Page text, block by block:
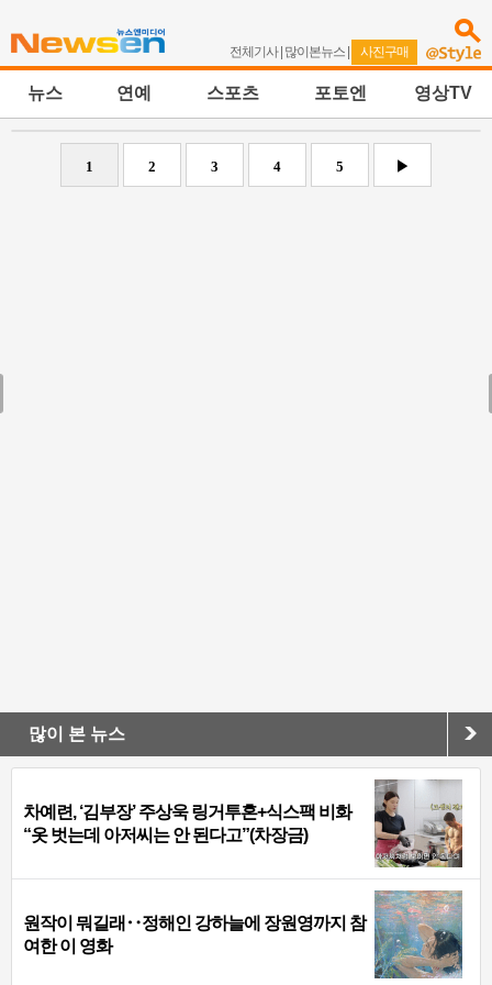
전체기사| 많이본뉴스 | 사진구매
뉴스 연예 스포츠 포토엔 영상TV
1 2 3 4 5 ▶
많이 본 뉴스
차예련, ‘김부장’ 주상욱 링거투혼+식스팩 비화
“옷 벗는데 아저씨는 안 된다고”(차장금)
원작이 뭐길래‥정해인 강하늘에 장원영까지 참
여한 이 영화